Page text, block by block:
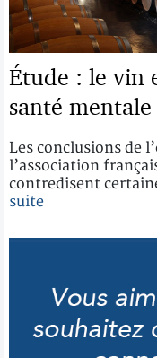
Étude : le vin
santé mentale
Les conclusions de
l’association
contredisent
suite